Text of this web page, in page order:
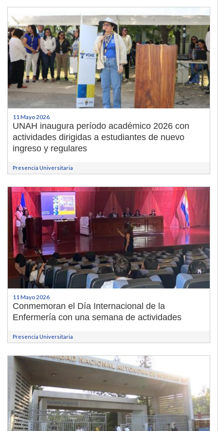
11 Mayo 2026
UNAH inaugura período académico 2026 con
actividades dirigidas a estudiantes de nuevo
ingreso y regulares
Presencia Universitaria
11 Mayo 2026
Conmemoran el Día Internacional de la
Enfermería con una semana de actividades
Presencia Universitaria